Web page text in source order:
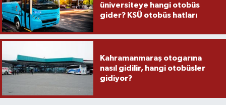
üniversiteye hangi otobüs
gider? KSÜ otobüs hatları
Kahramanmaraş otogarına
nasıl gidilir, hangi otobüsler
gidiyor?